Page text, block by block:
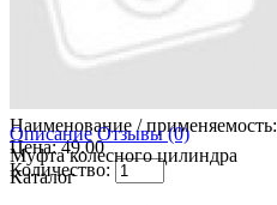
Наименование / применяемость:
Цена: 49.00
Количество:
Описание Отзывы (0)
Муфта колесного цилиндра
Каталог